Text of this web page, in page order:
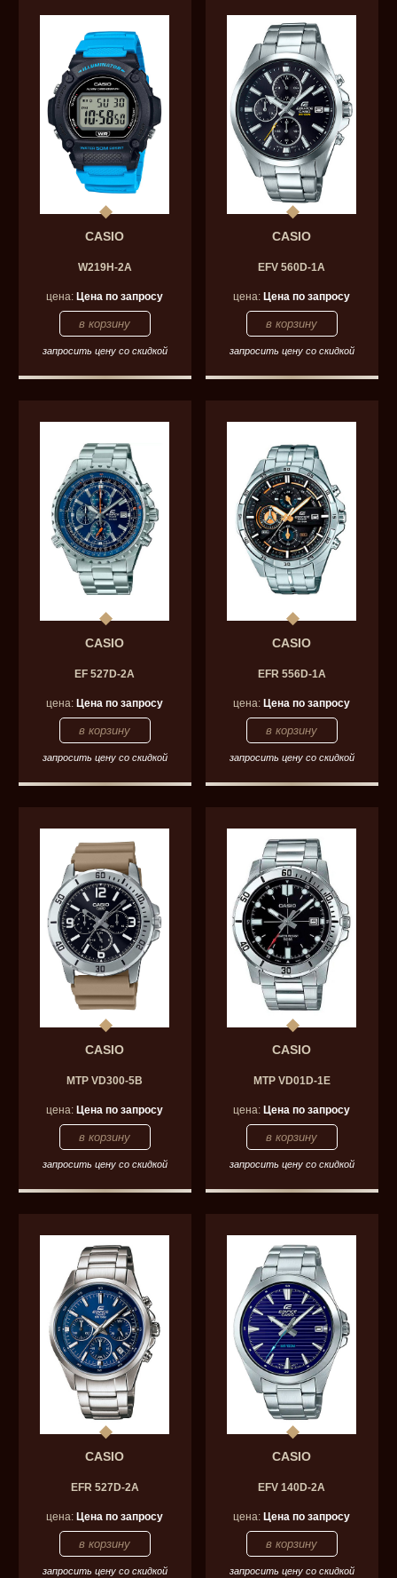
CASIO
W219H-2A
цена: Цена по запросу
запросить цену со скидкой
CASIO
EFV 560D-1A
цена: Цена по запросу
запросить цену со скидкой
CASIO
EF 527D-2A
цена: Цена по запросу
запросить цену со скидкой
CASIO
EFR 556D-1A
цена: Цена по запросу
запросить цену со скидкой
CASIO
MTP VD300-5B
цена: Цена по запросу
запросить цену со скидкой
CASIO
MTP VD01D-1E
цена: Цена по запросу
запросить цену со скидкой
CASIO
EFR 527D-2A
цена: Цена по запросу
запросить цену со скидкой
CASIO
EFV 140D-2A
цена: Цена по запросу
запросить цену со скидкой